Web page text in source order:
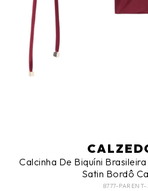
Calcinha De Biquíni
Satin Bordô
8777-